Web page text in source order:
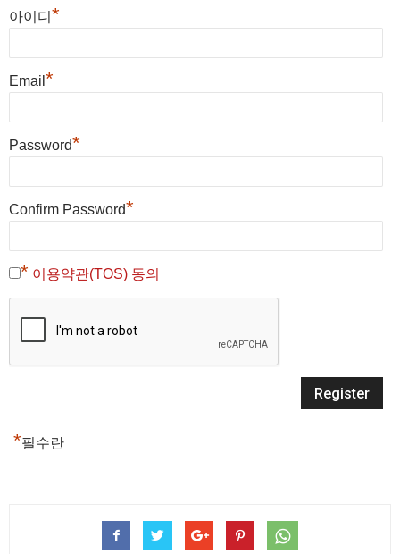
아이디 *
Email *
Password*
Confirm Password*
* 이용약관(TOS) 동의
*필수란